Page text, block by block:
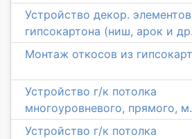
Устройство декор.
гипсокартона (ниш, арок и
Монтаж откосов из
Устройство г/к потолка
многоуровневого, прямого,
Устройство г/к потолка